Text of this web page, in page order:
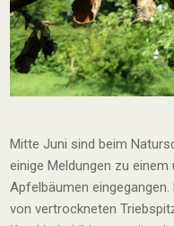
Mitte Juni sind beim
einige Meldungen zu
Apfelbäumen
von vertrockneten